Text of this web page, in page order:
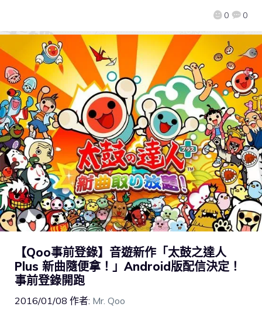
0 0
【Qoo事前登錄】音遊新作「太鼓之達人
Plus 新曲隨便拿！」Android版配信決定！
事前登錄開跑
2016/01/08 作者: Mr. Qoo